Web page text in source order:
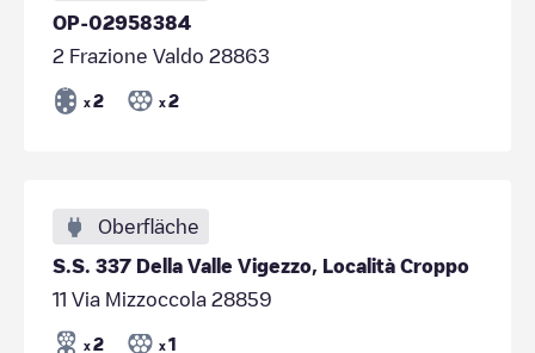
OP-02958384
2 Frazione Valdo 28863
x 2 x 2
Oberfläche
S.S. 337 Della Valle Vigezzo, Località Croppo
11 Via Mizzoccola 28859
x 2 x 1